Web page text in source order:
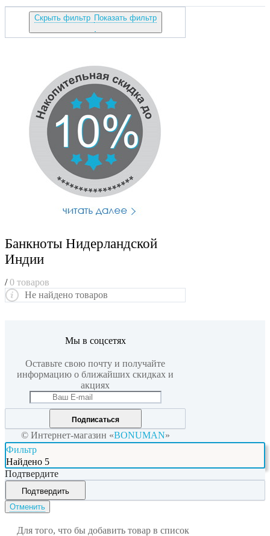
Скрыть фильтр Показать фильтр
Банкноты Нидерландской
Индии
/ 0 товаров
Не найдено товаров
Мы в соцсетях
Оставьте свою почту и получайте
информацию о ближайших скидках и
акциях
Подписаться
© Интернет-магазин «BONUMAN»
Фильтр
Найдено 5
Подтвердите
Подтвердить
Отменить
Для того, что бы добавить товар в список